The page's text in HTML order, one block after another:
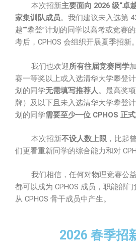
本次招新主要面向 2026 级“卓
家集训队成员。我们建议未入选第
越”“攀登”计划的同学以高考或竞赛
考后，CPHOS 会组织开展夏季招新。
我们也欢迎所有往届竞赛同学
赛一等奖以上或入选清华大学攀登
划的同学无需填写推荐人。最高奖
牌）及以下且未入选清华大学攀登
划的同学需要至少一位 CPHOS 正
本次招新不设人数上限 ，比起
们更看重新同学的综合能力和对
我们相信，任何对物理竞赛公益
都可以成为 CPHOS 成员，职能部
从 CPHOS 骨干成员中产生。
2026 春季招